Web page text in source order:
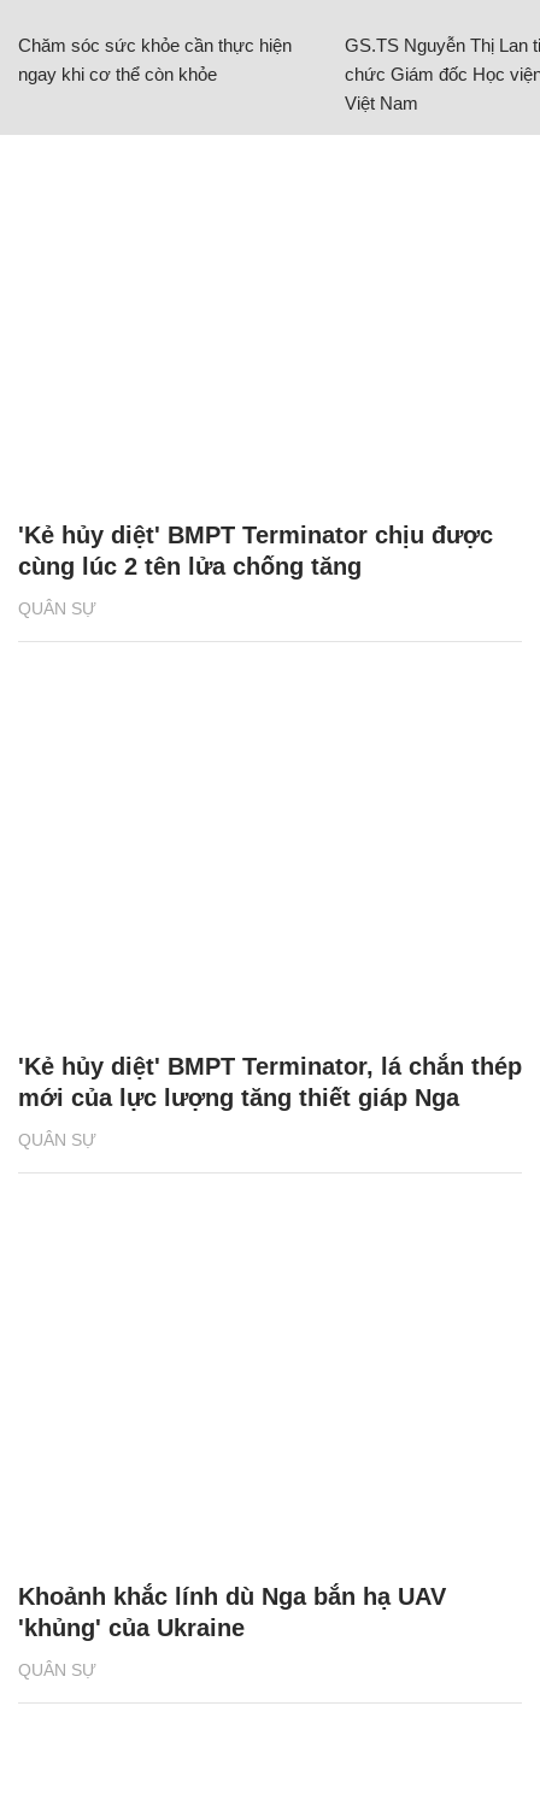
Chăm sóc sức khỏe cần thực hiện
ngay khi cơ thể còn khỏe
GS.TS Nguyễn Thị Lan
chức Giám đốc Học
Việt Nam
QUÂN SỰ
'Kẻ hủy diệt' BMPT Terminator chịu được
cùng lúc 2 tên lửa chống tăng
QUÂN SỰ
'Kẻ hủy diệt' BMPT Terminator, lá chắn thép
mới của lực lượng tăng thiết giáp Nga
QUÂN SỰ
Khoảnh khắc lính dù Nga bắn hạ UAV
'khủng' của Ukraine